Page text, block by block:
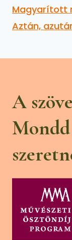
Magyarított
Aztán,
A